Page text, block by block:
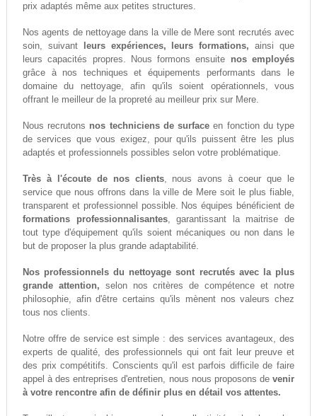
prix adaptés même aux petites structures.
Nos agents de nettoyage dans la ville de Mere sont recrutés avec
soin, suivant
leurs expériences, leurs formations, ainsi que
leurs capacités propres. Nous formons ensuite nos employés
grâce à nos techniques et équipements performants dans le
domaine du nettoyage, afin qu'ils soient opérationnels, vous
offrant le meilleur de la propreté au meilleur prix sur Mere.
Nous recrutons nos techniciens de surface en fonction du type
de services que vous exigez, pour qu'ils puissent être les plus
adaptés et professionnels possibles selon votre problématique.
Très à l'écoute de nos clients, nous avons à coeur que le
service que nous offrons dans la ville de Mere soit le plus fiable,
transparent et professionnel possible. Nos équipes bénéficient de
formations professionnalisantes, garantissant la maitrise de
tout type d'équipement qu'ils soient mécaniques ou non dans le
but de proposer la plus grande adaptabilité.
Nos professionnels du nettoyage sont recrutés avec la plus
grande attention, selon nos critères de compétence et notre
philosophie, afin d'être certains qu'ils mènent nos valeurs chez
tous nos clients.
Notre offre de service est simple : des services avantageux, des
experts de qualité, des professionnels qui ont fait leur preuve et
des prix compétitifs. Conscients qu'il est parfois difficile de faire
appel à des entreprises d'entretien, nous nous proposons devenir
à votre rencontre afin de définir plus en détail vos attentes.